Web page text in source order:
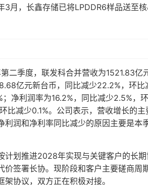
3月，长鑫存储已将LPDDR6样品送至
二季度，联发科合并营收为1521.83亿
亿元新台币，同比减少22.2%，环
；净利润率为16.2%，同比减少2.5%，
比减少0.1%。公司表示，营收增长的
利润和净利率同比减少的原因主要是本
计划推进2028年实现与关键客户的长
价签署长协。现阶段和客户主要磋商
架协议，双方正在积极对接。